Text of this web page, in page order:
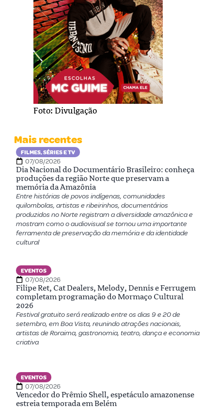
Foto: Divulgação
Mais recentes
FILMES, SÉRIES E TV
07/08/2026
Dia Nacional do Documentário Brasileiro: conheça
produções da região Norte que preservam a
memória da Amazônia
Entre histórias de povos indígenas, comunidades
quilombolas, artistas e ribeirinhos, documentários
produzidos no Norte registram a diversidade amazônica e
mostram como o audiovisual se tornou uma importante
ferramenta de preservação da memória e da identidade
cultural
EVENTOS
07/08/2026
Filipe Ret, Cat Dealers, Melody, Dennis e Ferrugem
completam programação do Mormaço Cultural
2026
Festival gratuito será realizado entre os dias 9 e 20 de
setembro, em Boa Vista, reunindo atrações nacionais,
artistas de Roraima, gastronomia, teatro, dança e economia
criativa
EVENTOS
07/08/2026
Vencedor do Prêmio Shell, espetáculo amazonense
estreia temporada em Belém